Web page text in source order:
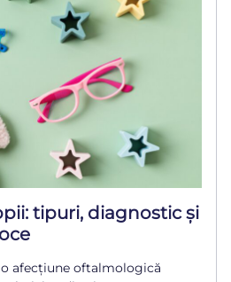
tipuri, diagnostic și
afecțiune oftalmologică